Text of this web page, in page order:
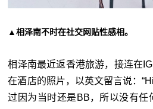
▲相泽南不时在社交网贴性感相。
相泽南最近返香港旅游，接连在
在酒店的照片，以英文留言说：
过因为当时还是BB，所以没有任